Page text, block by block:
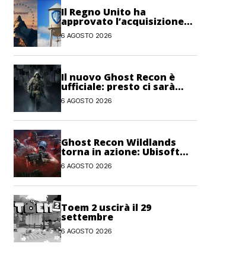
Il Regno Unito ha
approvato l’acquisizione
Paramount-Warner Bros
Discovery
6 AGOSTO 2026
Il nuovo Ghost Recon è
ufficiale: presto ci sarà
anche una fase di test
6 AGOSTO 2026
Ghost Recon Wildlands
torna in azione: Ubisoft
lancia il maxi
aggiornamento gratuito
6 AGOSTO 2026
Toem 2 uscirà il 29
settembre
6 AGOSTO 2026